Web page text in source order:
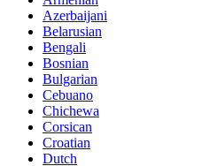
Azerbaijani
Belarusian
Bengali
Bosnian
Bulgarian
Cebuano
Chichewa
Corsican
Croatian
Dutch